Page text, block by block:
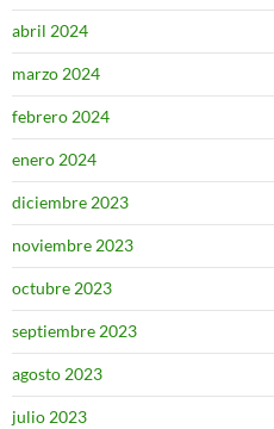
abril 2024
marzo 2024
febrero 2024
enero 2024
diciembre 2023
noviembre 2023
octubre 2023
septiembre 2023
agosto 2023
julio 2023